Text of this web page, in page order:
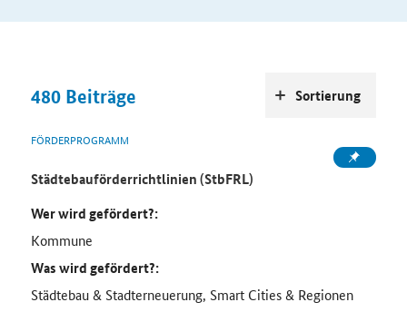
480 Beiträge
FÖRDERPROGRAMM
Städtebauförderrichtlinien (StbFRL)
Wer wird gefördert?:
Kommune
Was wird gefördert?:
Städtebau & Stadterneuerung, Smart Cities & Regionen
Sortierung